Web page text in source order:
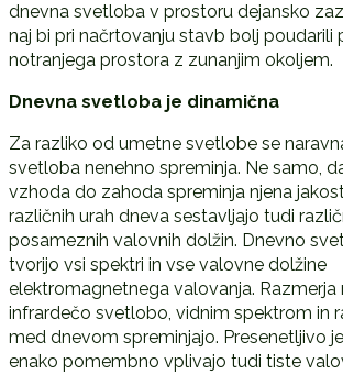
dnevna svetloba v prostoru dejansko
naj bi pri načrtovanju stavb bolj poudarili
notranjega prostora z zunanjim okoljem.
Dnevna svetloba je dinamična
Za razliko od umetne svetlobe se
svetloba nenehno spreminja. Ne samo,
vzhoda do zahoda spreminja njena
različnih urah dneva sestavljajo tudi
posameznih valovnih dolžin. Dnevno
tvorijo vsi spektri in vse valovne dolžine
elektromagnetnega valovanja. Razmerja
infrardečo svetlobo, vidnim spektrom in
med dnevom spreminjajo. Presenetljivo
enako pomembno vplivajo tudi tiste